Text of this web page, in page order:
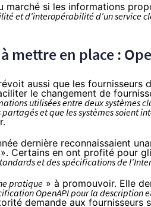
marché si les informations
et d’interopérabilité d’un service
mettre en place :
aussi que les fournisseurs
le changement de
utilisées entre deux systèmes
et que les systèmes soient
dernière reconnaissaient
». Certains en ont profité pour
et des spécifications de
pratique » à promouvoir. Elle
OpenAPI pour la description
demande aux fournisseurs